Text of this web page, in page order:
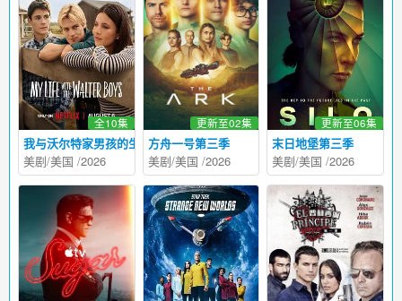
我与沃尔特家男孩的生活第三季
全10集
美剧/美国 /2026
方舟一号第三季
更新至02集
美剧/美国 /2026
末日地堡第三季
更新至06集
美剧/美国 /2026